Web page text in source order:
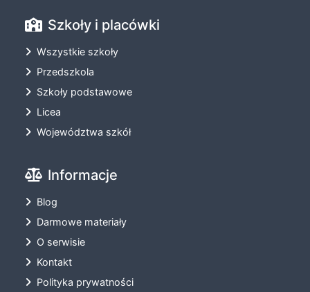
Szkoły i placówki
Wszystkie szkoły
Przedszkola
Szkoły podstawowe
Licea
Województwa szkół
Informacje
Blog
Darmowe materiały
O serwisie
Kontakt
Polityka prywatności